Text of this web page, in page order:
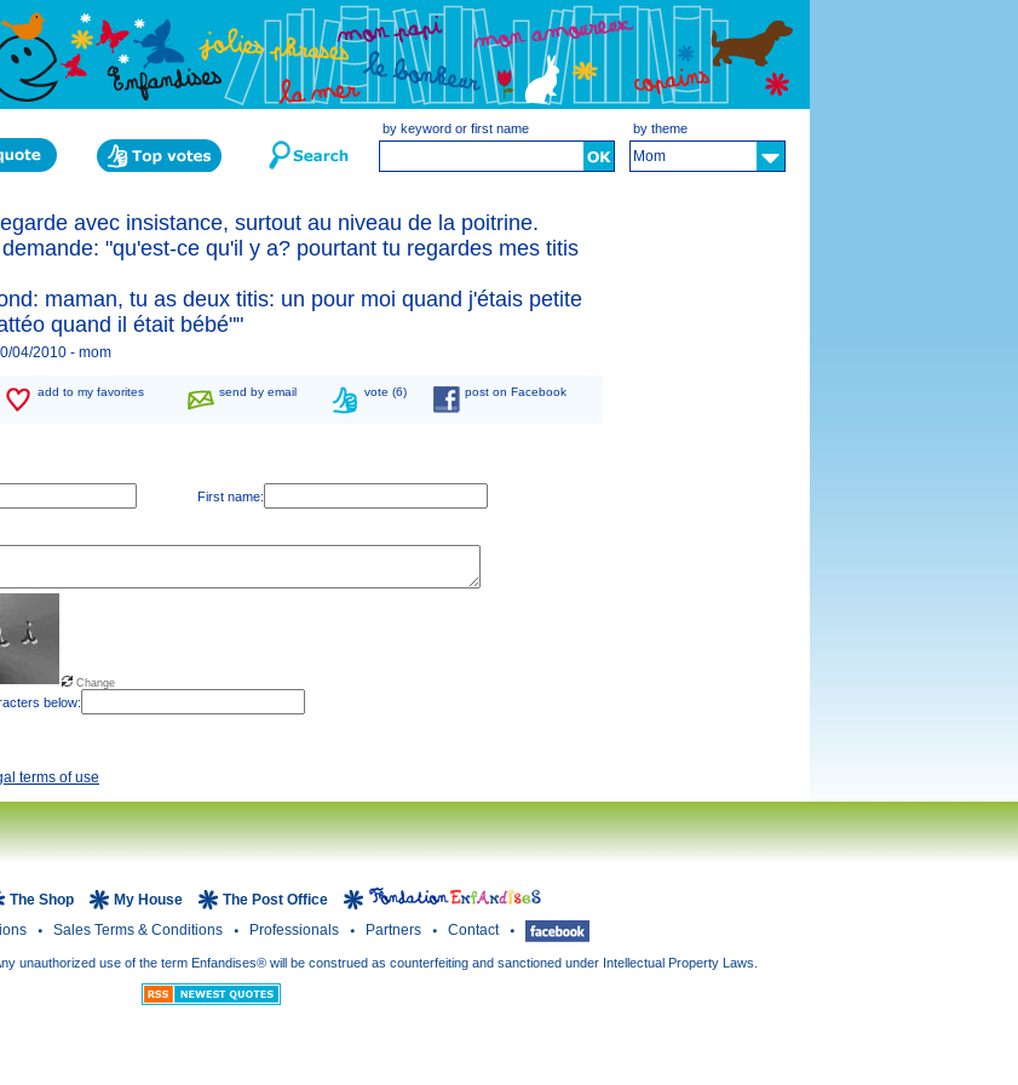
by keyword or first name by theme
Mom
avec insistance, surtout au niveau de la poitrine.
"qu'est-ce qu'il y a? pourtant tu regardes mes titis
maman, tu as deux titis: un pour moi quand j'étais petite
quand il était bébé""
04/2010 - mom
add to my favorites send by email vote (6) post on Facebook
First name:
Change
below:
terms of use
The Shop My House
The Post Office
Sales Terms & Conditions Professionals Partners Contact
unauthorized use of the term Enfandises® will be construed as counterfeiting and sanctioned under Intellectual Property Laws.